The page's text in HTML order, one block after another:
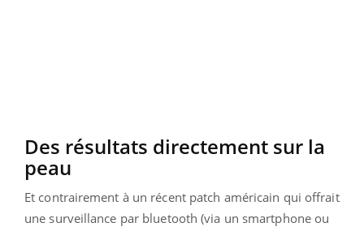
Des résultats directement sur la
peau
Et contrairement à un récent patch américain qui offrait
une surveillance par bluetooth (via un smartphone ou